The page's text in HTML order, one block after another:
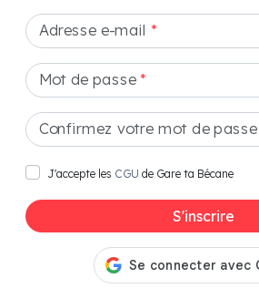
Adresse e-mail *
Mot de passe*
Confirmez votre mot de passe
J'accepte les CGU de Gare ta Bécane
S'inscrire